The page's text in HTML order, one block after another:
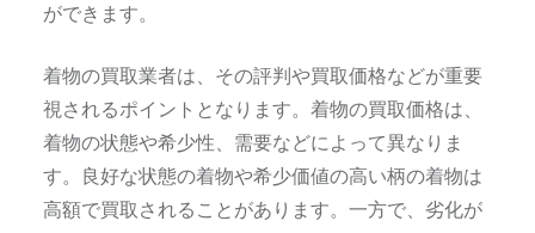
ができます。
着物の買取業者は、その評判や買取価格などが重要
視されるポイントとなります。着物の買取価格は、
着物の状態や希少性、需要などによって異なりま
す。良好な状態の着物や希少価値の高い柄の着物は
高額で買取されることがあります。一方で、劣化が